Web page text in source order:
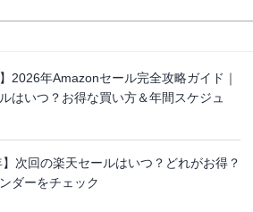
】2026年Amazonセール完全攻略ガイド｜
はいつ？お得な買い方＆年間スケジュ
】次回の楽天セールはいつ？どれがお得？
ダーをチェック